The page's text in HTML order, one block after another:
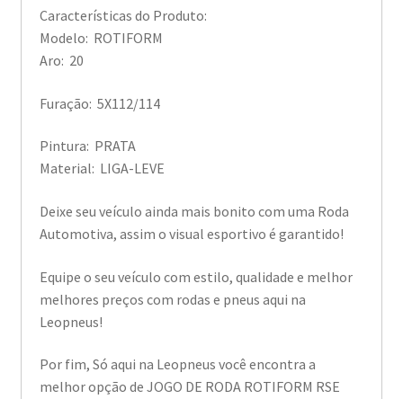
Características do Produto:
Modelo: ROTIFORM
Aro: 20
Furação: 5X112/114
Pintura: PRATA
Material: LIGA-LEVE
Deixe seu veículo ainda mais bonito com uma Roda
Automotiva, assim o visual esportivo é garantido!
Equipe o seu veículo com estilo, qualidade e melhor
melhores preços com rodas e pneus aqui na
Leopneus!
Por fim, Só aqui na Leopneus você encontra a
melhor opção de JOGO DE RODA ROTIFORM RSE